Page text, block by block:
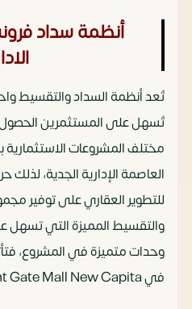
أنظمة سداد
تُعد أنظمة السداد والتقسيط
تُسهل على المستثمرين
مختلف المشروعات
العاصمة الإدارية الجدية،
للتطوير العقاري على توفير
والتقسيط المميزة التي تسهل
وحدات متميزة في المشروع،
في Front Gate Mall New Capita على النحو التالي: